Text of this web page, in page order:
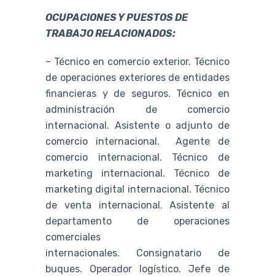
OCUPACIONES Y PUESTOS DE
TRABAJO RELACIONADOS:
– Técnico en comercio exterior. Técnico
de operaciones exteriores de entidades
financieras y de seguros. Técnico en
administración de comercio
internacional. Asistente o adjunto de
comercio internacional. Agente de
comercio internacional. Técnico de
marketing internacional. Técnico de
marketing digital internacional. Técnico
de venta internacional. Asistente al
departamento de operaciones
comerciales
internacionales. Consignatario de
buques. Operador logístico. Jefe de